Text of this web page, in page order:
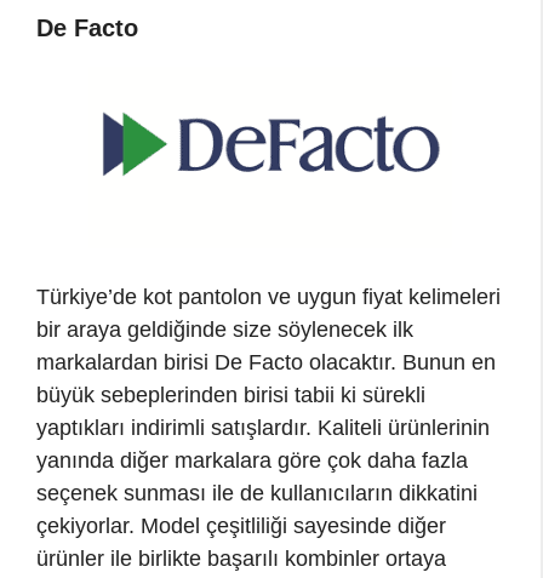
De Facto
Türkiye’de kot pantolon ve uygun fiyat kelimeleri
bir araya geldiğinde size söylenecek ilk
markalardan birisi De Facto olacaktır. Bunun en
büyük sebeplerinden birisi tabii ki sürekli
yaptıkları indirimli satışlardır. Kaliteli ürünlerinin
yanında diğer markalara göre çok daha fazla
seçenek sunması ile de kullanıcıların dikkatini
çekiyorlar. Model çeşitliliği sayesinde diğer
ürünler ile birlikte başarılı kombinler ortaya